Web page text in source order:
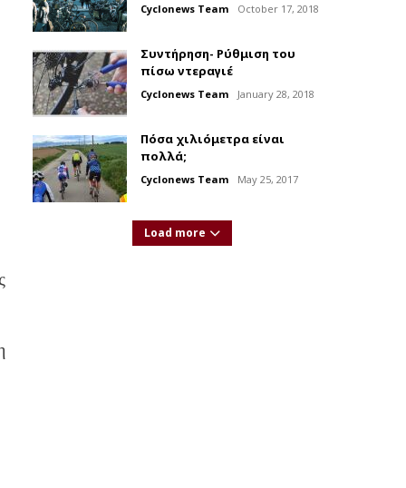
Cyclonews Team October 17, 2018
Συντήρηση- Ρύθμιση του
πίσω ντεραγιέ
Cyclonews Team January 28, 2018
Πόσα χιλιόμετρα είναι
πολλά;
Cyclonews Team May 25, 2017
Load more